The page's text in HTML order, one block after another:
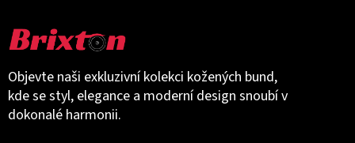
Objevte naši exkluzivní kolekci kožených bund,
kde se styl, elegance a moderní design snoubí v
dokonalé harmonii.